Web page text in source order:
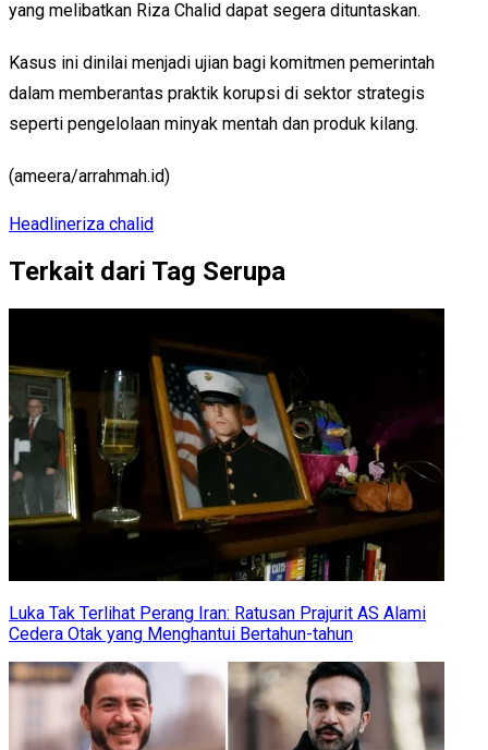
yang melibatkan Riza Chalid dapat segera dituntaskan.
Kasus ini dinilai menjadi ujian bagi komitmen pemerintah
dalam memberantas praktik korupsi di sektor strategis
seperti pengelolaan minyak mentah dan produk kilang.
(ameera/arrahmah.id)
Headlineriza chalid
Terkait dari Tag Serupa
Luka Tak Terlihat Perang Iran: Ratusan Prajurit AS Alami
Cedera Otak yang Menghantui Bertahun-tahun